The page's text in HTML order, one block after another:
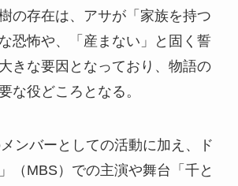
の存在は、アサが「家族を持つ
恐怖や、「産まない」と固く誓
きな要因となっており、物語の
な役どころとなる。
ンバーとしての活動に加え、ド
（MBS）での主演や舞台「千と